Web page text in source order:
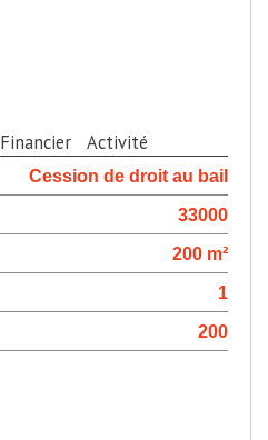
Financier Activité
Cession de droit au bail
33000
200 m²
1
200